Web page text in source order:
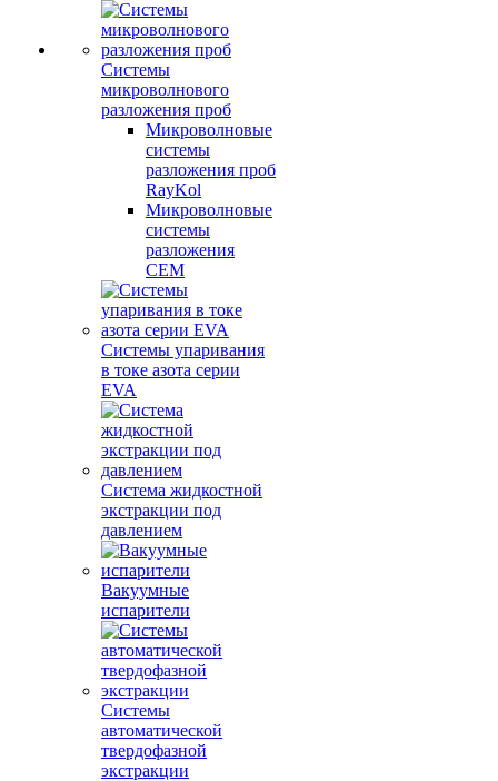
Системы
микроволнового
разложения проб
Микроволновые
системы
разложения проб
RayKol
Микроволновые
системы
разложения
CEM
Системы упаривания
в токе азота серии
EVA
Система жидкостной
экстракции под
давлением
Вакуумные
испарители
Системы
автоматической
твердофазной
экстракции